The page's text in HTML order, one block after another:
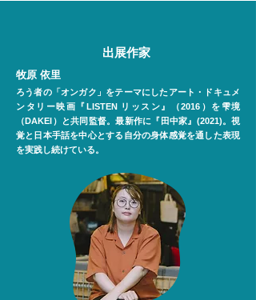
出展作家
牧原 依里
ろう者の「オンガク」をテーマにしたアート・ドキュメ
ンタリー映画『LISTEN リッスン』（2016）を雫境
（DAKEI）と共同監督。最新作に『田中家』(2021)。視
覚と日本手話を中心とする自分の身体感覚を通した表現
を実践し続けている。